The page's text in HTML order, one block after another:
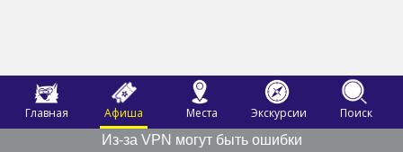
Главная Афиша Места Экскурсии
Поиск
Из-за VPN могут быть ошибки